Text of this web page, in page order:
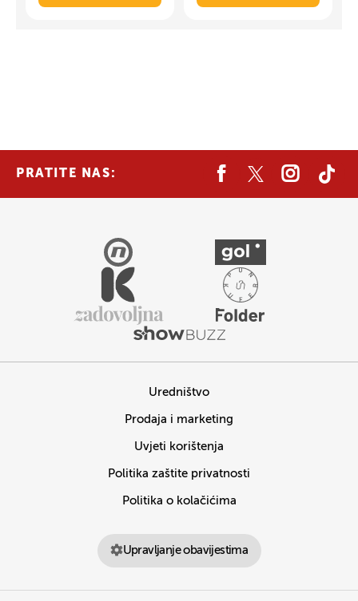
PRATITE NAS:
Uredništvo
Prodaja i marketing
Uvjeti korištenja
Politika zaštite privatnosti
Politika o kolačićima
Upravljanje obavijestima